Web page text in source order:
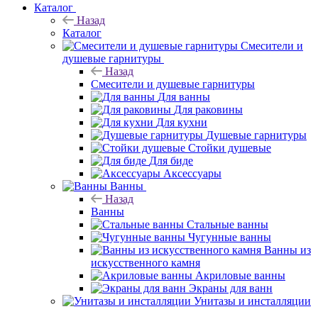
Каталог
Назад
Каталог
Смесители и
душевые гарнитуры
Назад
Смесители и душевые гарнитуры
Для ванны
Для раковины
Для кухни
Душевые гарнитуры
Стойки душевые
Для биде
Аксессуары
Ванны
Назад
Ванны
Стальные ванны
Чугунные ванны
Ванны из
искусственного камня
Акриловые ванны
Экраны для ванн
Унитазы и инсталляции